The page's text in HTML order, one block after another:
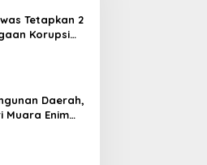
Tetapkan 2
Korupsi
Daerah,
Muara Enim